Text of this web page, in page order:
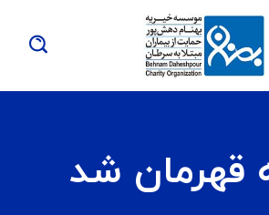
قهرمان شد